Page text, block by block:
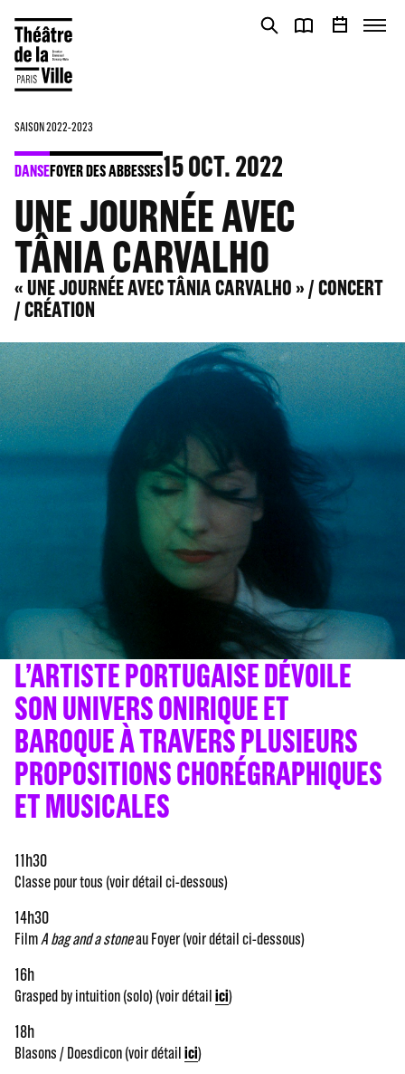
SAISON 2022-2023
DANSEFOYER DES ABBESSES15OCT. 2022
UNE JOURNÉE AVEC
TÂNIA CARVALHO
« UNE JOURNÉE AVEC TÂNIA CARVALHO » / CONCERT
/ CRÉATION
L’ARTISTE PORTUGAISE DÉVOILE
SON UNIVERS ONIRIQUE ET
BAROQUE À TRAVERS PLUSIEURS
PROPOSITIONS CHORÉGRAPHIQUES
ET MUSICALES
11h30
Classe pour tous (voir détail ci-dessous)
14h30
FilmA bag and a stoneau Foyer (voir détail ci-dessous)
16h
Grasped by intuition (solo) (voir détailici)
18h
Blasons / Doesdicon (voir détailici)